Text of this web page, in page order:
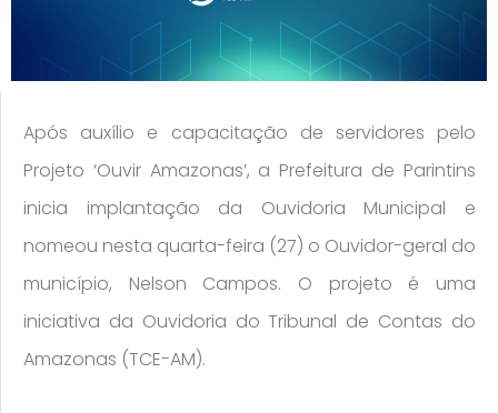
Após auxílio e capacitação de servidores pelo
Projeto ‘Ouvir Amazonas’, a Prefeitura de Parintins
inicia implantação da Ouvidoria Municipal e
nomeou nesta quarta-feira (27) o Ouvidor-geral do
município, Nelson Campos. O projeto é uma
iniciativa da Ouvidoria do Tribunal de Contas do
Amazonas (TCE-AM).